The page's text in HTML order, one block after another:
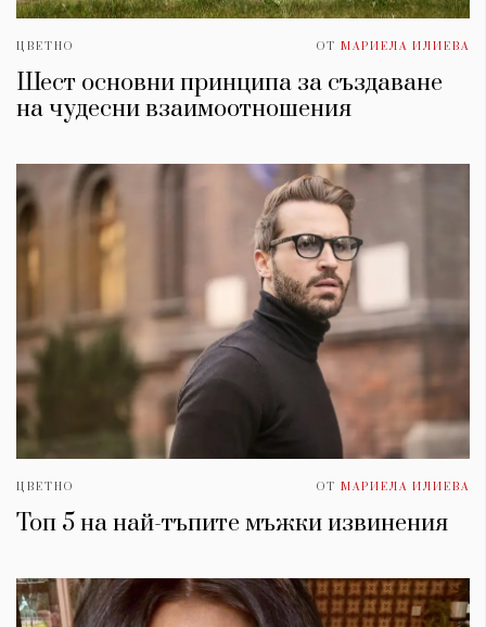
ЦВЕТНО ОТ МАРИЕЛА ИЛИЕВА
Шест основни принципа за създаване
на чудесни взаимоотношения
ЦВЕТНО ОТ МАРИЕЛА ИЛИЕВА
Топ 5 на най-тъпите мъжки извинения